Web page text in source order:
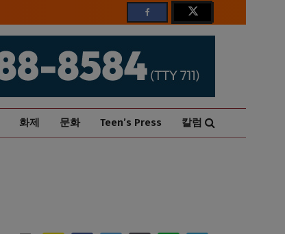
화제 문화 Teen’s Press 칼럼